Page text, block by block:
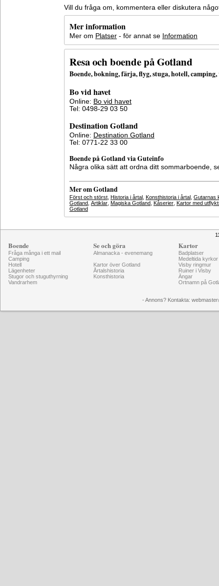
Vill du fråga om, kommentera eller diskutera
Mer information
Mer om Platser - för annat se Information
Resa och boende på Gotland
Boende, bokning, färja, flyg, stuga, hotell,
Bo vid havet
Online: Bo vid havet
Tel: 0498-29 03 50
Destination Gotland
Online: Destination Gotland
Tel: 0771-22 33 00
Boende på Gotland via Guteinfo
Några olika sätt att ordna ditt sommarboende,
Mer om Gotland
Först och störst Historia i årtal Konsthistoria i årtal Gutarnas
Gotland Artiklar Magiska Gotland Kåserier Kartor med
Gotland
Boende
Fråga många i ett mail
Camping
Hotell
Lägenheter
Stugor och stuguthyrning
Vandrarhem
Se och göra
Almanacka - evenemang
Kartor över Gotland
Årtalshistoria
Konsthistoria
Kartor
Badplatser
Medeltida kyrkor
Visby ringmur
Ruiner i Visby
Ängar
Ortnamn på
- Annons? Kontakta: